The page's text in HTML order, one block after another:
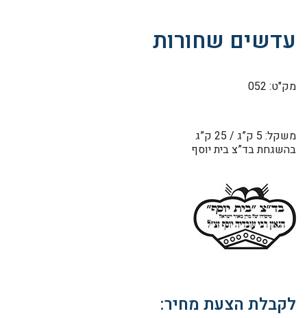
עדשים שחורות
מק"ט: 052
משקל: 5 ק”ג / 25 ק”ג
בהשגחת בד”צ בית יוסף
לקבלת הצעת מחיר: